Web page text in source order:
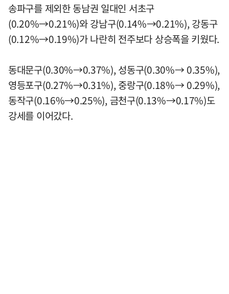
송파구를 제외한 동남권 일대인 서초구
(0.20%→0.21%)와 강남구(0.14%→0.21%), 강동구
(0.12%→0.19%)가 나란히 전주보다 상승폭을 키웠다.
동대문구(0.30%→0.37%), 성동구(0.30%→ 0.35%),
영등포구(0.27%→0.31%), 중랑구(0.18%→ 0.29%),
동작구(0.16%→0.25%), 금천구(0.13%→0.17%)도
강세를 이어갔다.